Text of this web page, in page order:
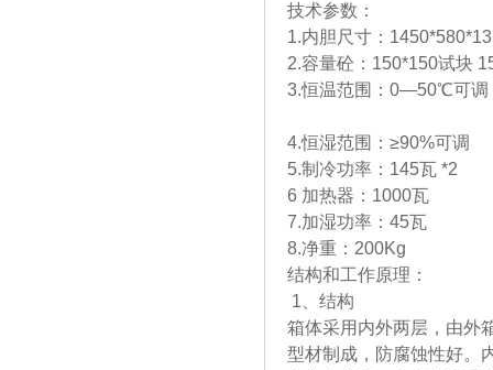
技术参数：
1.内胆尺寸：
2.容量砼：150*150试块
3.恒温范围：0—50℃可
4.恒湿范围：≥90%可调
5.制冷功率：145瓦 *2
6 加热器：1000瓦
7.加湿功率：45瓦
8.净重：200Kg
结构和工作原理：
1、结构
箱体采用内外两层，由外
型材制成，防腐蚀性好。